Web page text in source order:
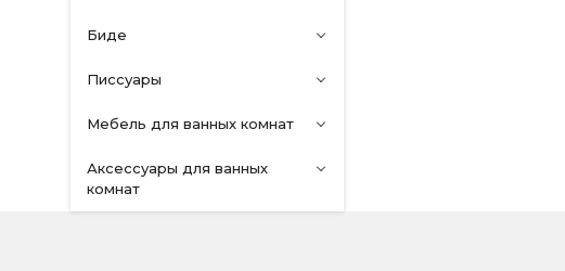
Биде
Писсуары
Мебель для ванных комнат
Аксессуары для ванных
комнат